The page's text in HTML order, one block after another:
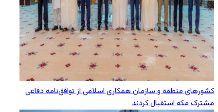
کشورهای منطقه و سازمان همکاری اسلامی از توافق‌نامه دفاعی
مشترک مکه استقبال کردند